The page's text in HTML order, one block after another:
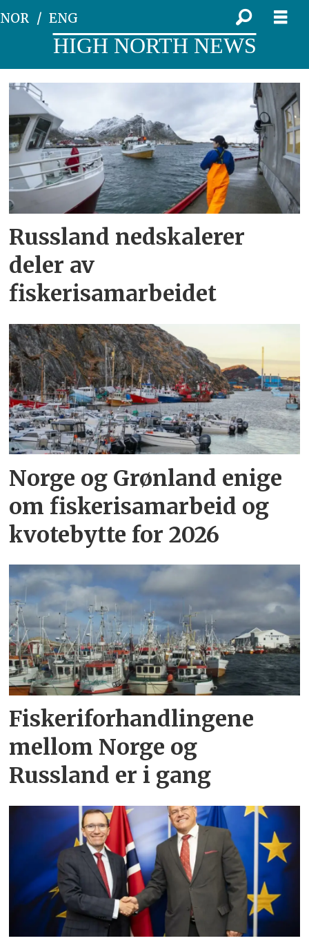
NOR ENG
HIGH NORTH NEWS
Tag:
fiskerisamarbeid
Russland nedskalerer
deler av
fiskerisamarbeidet
Norge og Grønland enige
om fiskerisamarbeid og
kvotebytte for 2026
Fiskeriforhandlingene
mellom Norge og
Russland er i gang